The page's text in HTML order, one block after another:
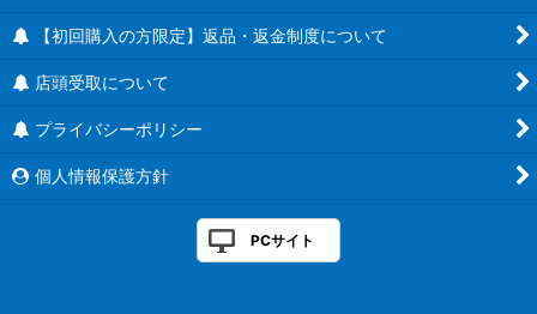
【初回購入の方限定】返品・返金制度について
店頭受取について
プライバシーポリシー
個人情報保護方針
PCサイト